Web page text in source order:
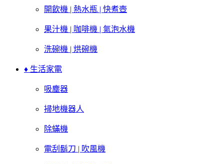
開飲機 | 熱水瓶 | 快煮壺
果汁機 | 咖啡機 | 氣泡水機
洗碗機 | 烘碗機
♦ 生活家電
吸塵器
掃地機器人
除蟎機
電刮鬍刀 | 吹風機